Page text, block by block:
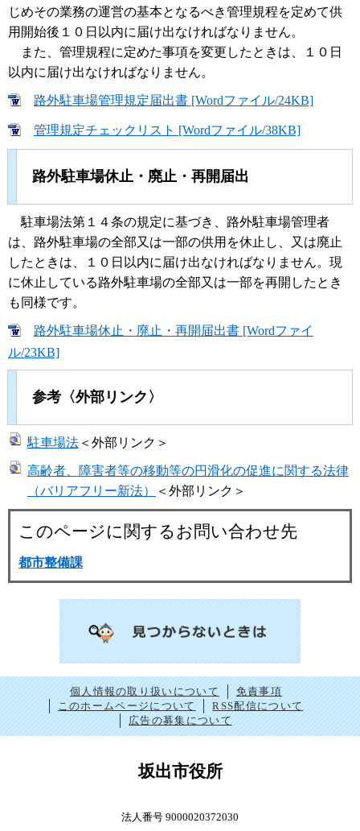
じめその業務の運営の基本となるべき管理規程を定めて供
用開始後１０日以内に届け出なければなりません。
また、管理規程に定めた事項を変更したときは、１０日
以内に届け出なければなりません。
路外駐車場管理規定届出書 [Wordファイル/24KB]
管理規定チェックリスト [Wordファイル/38KB]
路外駐車場休止・廃止・再開届出
駐車場法第１４条の規定に基づき、路外駐車場管理者
は、路外駐車場の全部又は一部の供用を休止し、又は廃止
したときは、１０日以内に届け出なければなりません。現
に休止している路外駐車場の全部又は一部を再開したとき
も同様です。
路外駐車場休止・廃止・再開届出書 [Wordファイ
ル/23KB]
参考〈外部リンク〉
駐車場法 ＜外部リンク＞
高齢者、障害者等の移動等の円滑化の促進に関する法律
（バリアフリー新法）
＜外部リンク＞
このページに関するお問い合わせ先
都市整備課
個人情報の取り扱いについて
免責事項
このホームページについて
RSS配信について
広告の募集について
坂出市役所
法人番号 9000020372030